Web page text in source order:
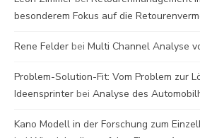
besonderem Fokus auf die
Rene Felder bei Multi Channel Analyse
Problem-Solution-Fit: Vom Problem zur
Ideensprinter bei Analyse des
Kano Modell in der Forschung zum